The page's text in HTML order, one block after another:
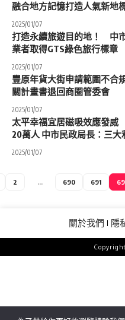
融合地方記憶打造人氣新地
2025/01/07
打造永續旅遊目的地！ 中
業者取得GTS綠色旅行標章
2025/01/07
豐原年貨大街申請範圍不
關計畫書退回商圈管委會
2025/01/07
太平幸福宜居磁吸效應發
20萬人 中市民政局長：三大
2025/01/07
2 ... 690 691
關於我們 隱